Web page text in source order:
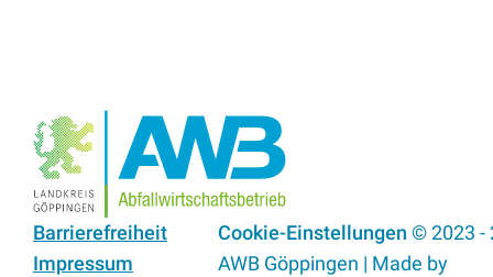
Barrierefreiheit
Impressum
Cookie-Einstellungen © 2023 -
AWB Göppingen | Made by